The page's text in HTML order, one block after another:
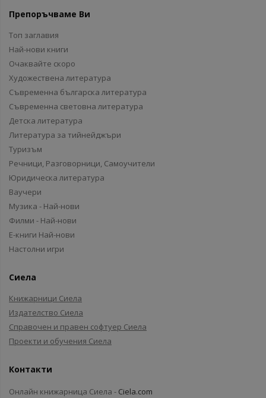
Препоръчваме Ви
Топ заглавия
Най-нови книги
Очаквайте скоро
Художествена литература
Съвременна българска литература
Съвременна световна литература
Детска литература
Литература за тийнейджъри
Туризъм
Речници, Разговорници, Самоучители
Юридическа литература
Ваучери
Музика - Най-нови
Филми - Най-нови
Е-книги Най-нови
Настолни игри
Сиела
Книжарници Сиела
Издателство Сиела
Справочен и правен софтуер Сиела
Проекти и обучения Сиела
Контакти
Онлайн книжарница Сиела - Ciela.com